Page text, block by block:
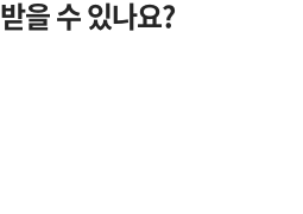
받을 수 있나요?